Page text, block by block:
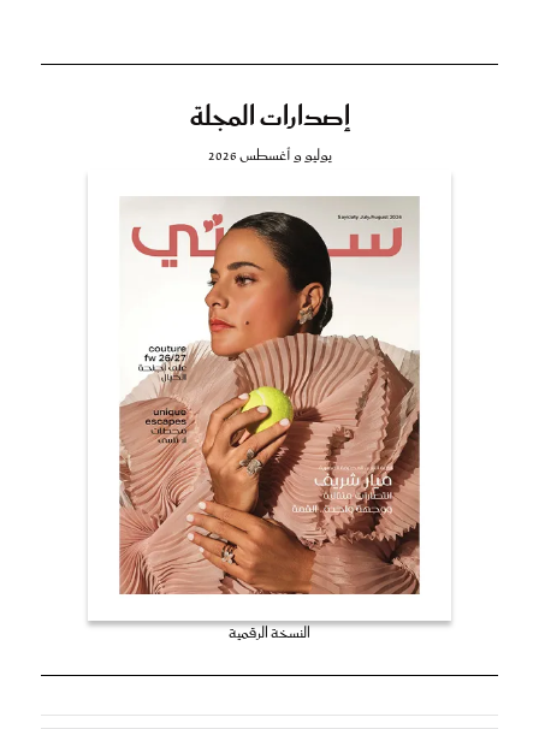
إصدارات المجلة
يوليو و أغسطس 2026
النسخة الرقمية